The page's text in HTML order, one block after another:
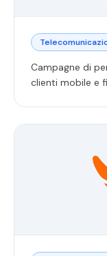
Campagne di
clienti mobile e